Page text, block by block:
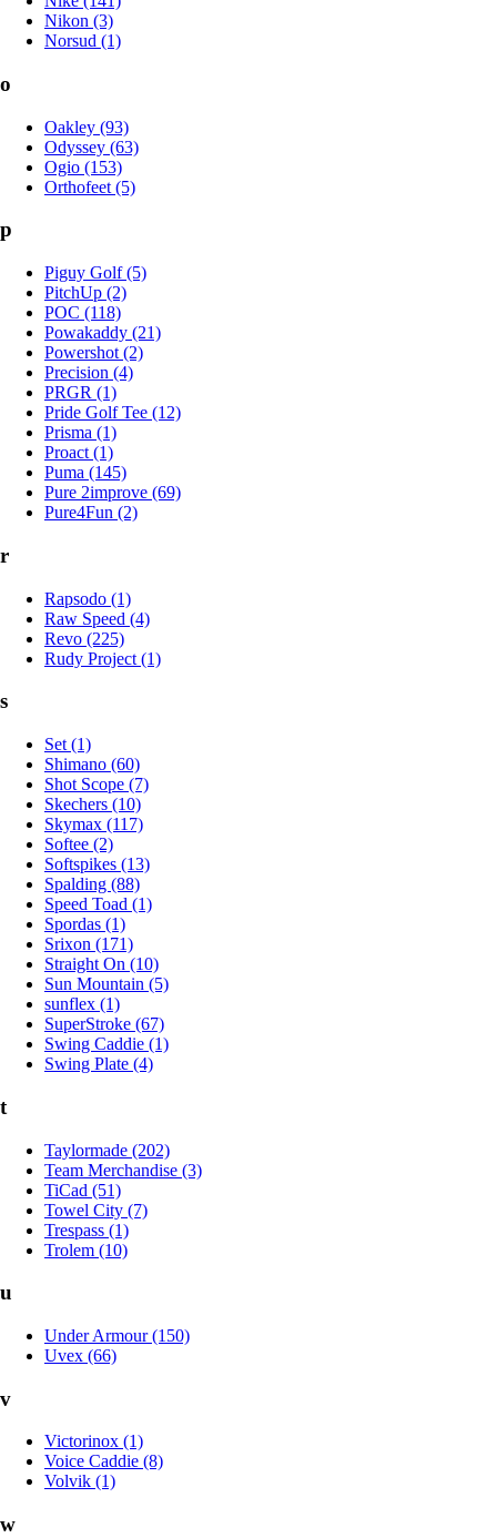
Nikon (3)
Norsud (1)
o
Oakley (93)
Odyssey (63)
Ogio (153)
Orthofeet (5)
p
Piguy Golf (5)
PitchUp (2)
POC (118)
Powakaddy (21)
Powershot (2)
Precision (4)
PRGR (1)
Pride Golf Tee (12)
Prisma (1)
Proact (1)
Puma (145)
Pure 2improve (69)
Pure4Fun (2)
r
Rapsodo (1)
Raw Speed (4)
Revo (225)
Rudy Project (1)
s
Set (1)
Shimano (60)
Shot Scope (7)
Skechers (10)
Skymax (117)
Softee (2)
Softspikes (13)
Spalding (88)
Speed Toad (1)
Spordas (1)
Srixon (171)
Straight On (10)
Sun Mountain (5)
sunflex (1)
SuperStroke (67)
Swing Caddie (1)
Swing Plate (4)
t
Taylormade (202)
Team Merchandise (3)
TiCad (51)
Towel City (7)
Trespass (1)
Trolem (10)
u
Under Armour (150)
Uvex (66)
v
Victorinox (1)
Voice Caddie (8)
Volvik (1)
w